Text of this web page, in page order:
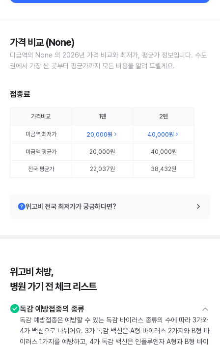
가격 비교 (None)
미금역의 None 의 2026년 가격 비교와 최저가, 평균가 정보입니다. 수도
권에서 가장 싼 곳부터 평균가까지 모든 비용을 알려 드릴게요.
접종료
가격비교 1펜 2펜
미금역최저가 20,000원 40,000원
미금역평균가 20,000원 40,000원
전국 평균가 22,037원 38,432원
위고비 전국 최저가가 궁금하다면?
위고비 처방,
병원 가기 전 체크 리스트
독감 예방접종의 종류
독감 예방접종은 예방할 수 있는 독감 바이러스 종류의 수에 따라 3가와
4가 백신으로 나뉘어요. 3가 독감 백신은 A형 바이러스 2가지와 B형 바
이러스 1가지를 예방하고, 4가 독감 백신은 인플루엔자 A형과 B형 바이